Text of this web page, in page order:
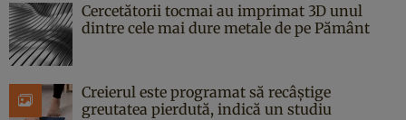
Cercetătorii tocmai au imprimat 3D unul
dintre cele mai dure metale de pe Pământ
Creierul este programat să recâștige
greutatea pierdută, indică un studiu